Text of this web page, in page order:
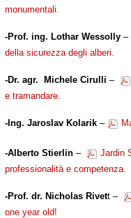
monumentali.
-Prof. ing. Lothar Wessolly–
della sicurezza degli alberi.
-Dr. agr. Michele Cirulli –
e tramandare.
-Ing. Jaroslav Kolarik–
-Alberto Stierlin–
Jardin
professionalità e competenza.
-Prof. dr. Nicholas Rivett –
one year old!